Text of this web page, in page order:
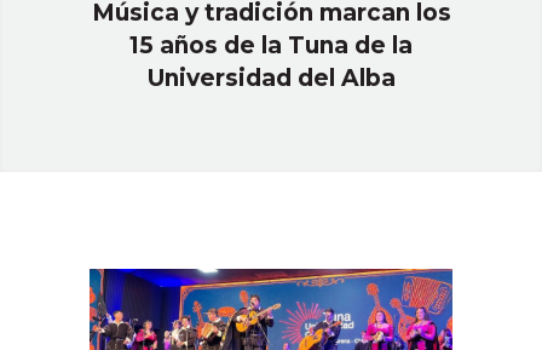
Música y tradición marcan los
15 años de la Tuna de la
Universidad del Alba